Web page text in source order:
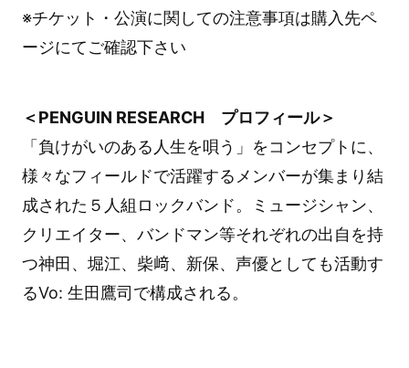
※チケット・公演に関しての注意事項は購入先ペ
ージにてご確認下さい
＜PENGUIN RESEARCH プロフィール＞
「負けがいのある人生を唄う」をコンセプトに、
様々なフィールドで活躍するメンバーが集まり結
成された５人組ロックバンド。ミュージシャン、
クリエイター、バンドマン等それぞれの出自を持
つ神田、堀江、柴﨑、新保、声優としても活動す
るVo: 生田鷹司で構成される。